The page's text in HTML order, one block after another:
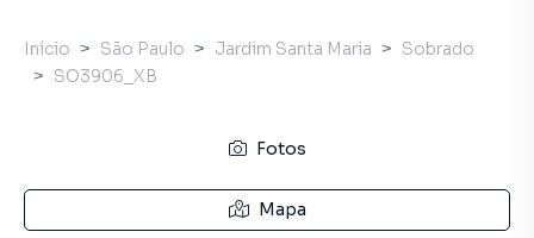
Início São Paulo Jardim Santa Maria
Sobrado
SO3906_XB
Fotos
Mapa